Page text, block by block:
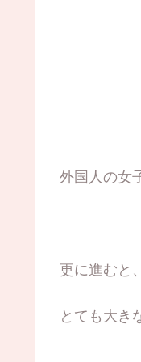
外国人の女
更に進むと
とても大き